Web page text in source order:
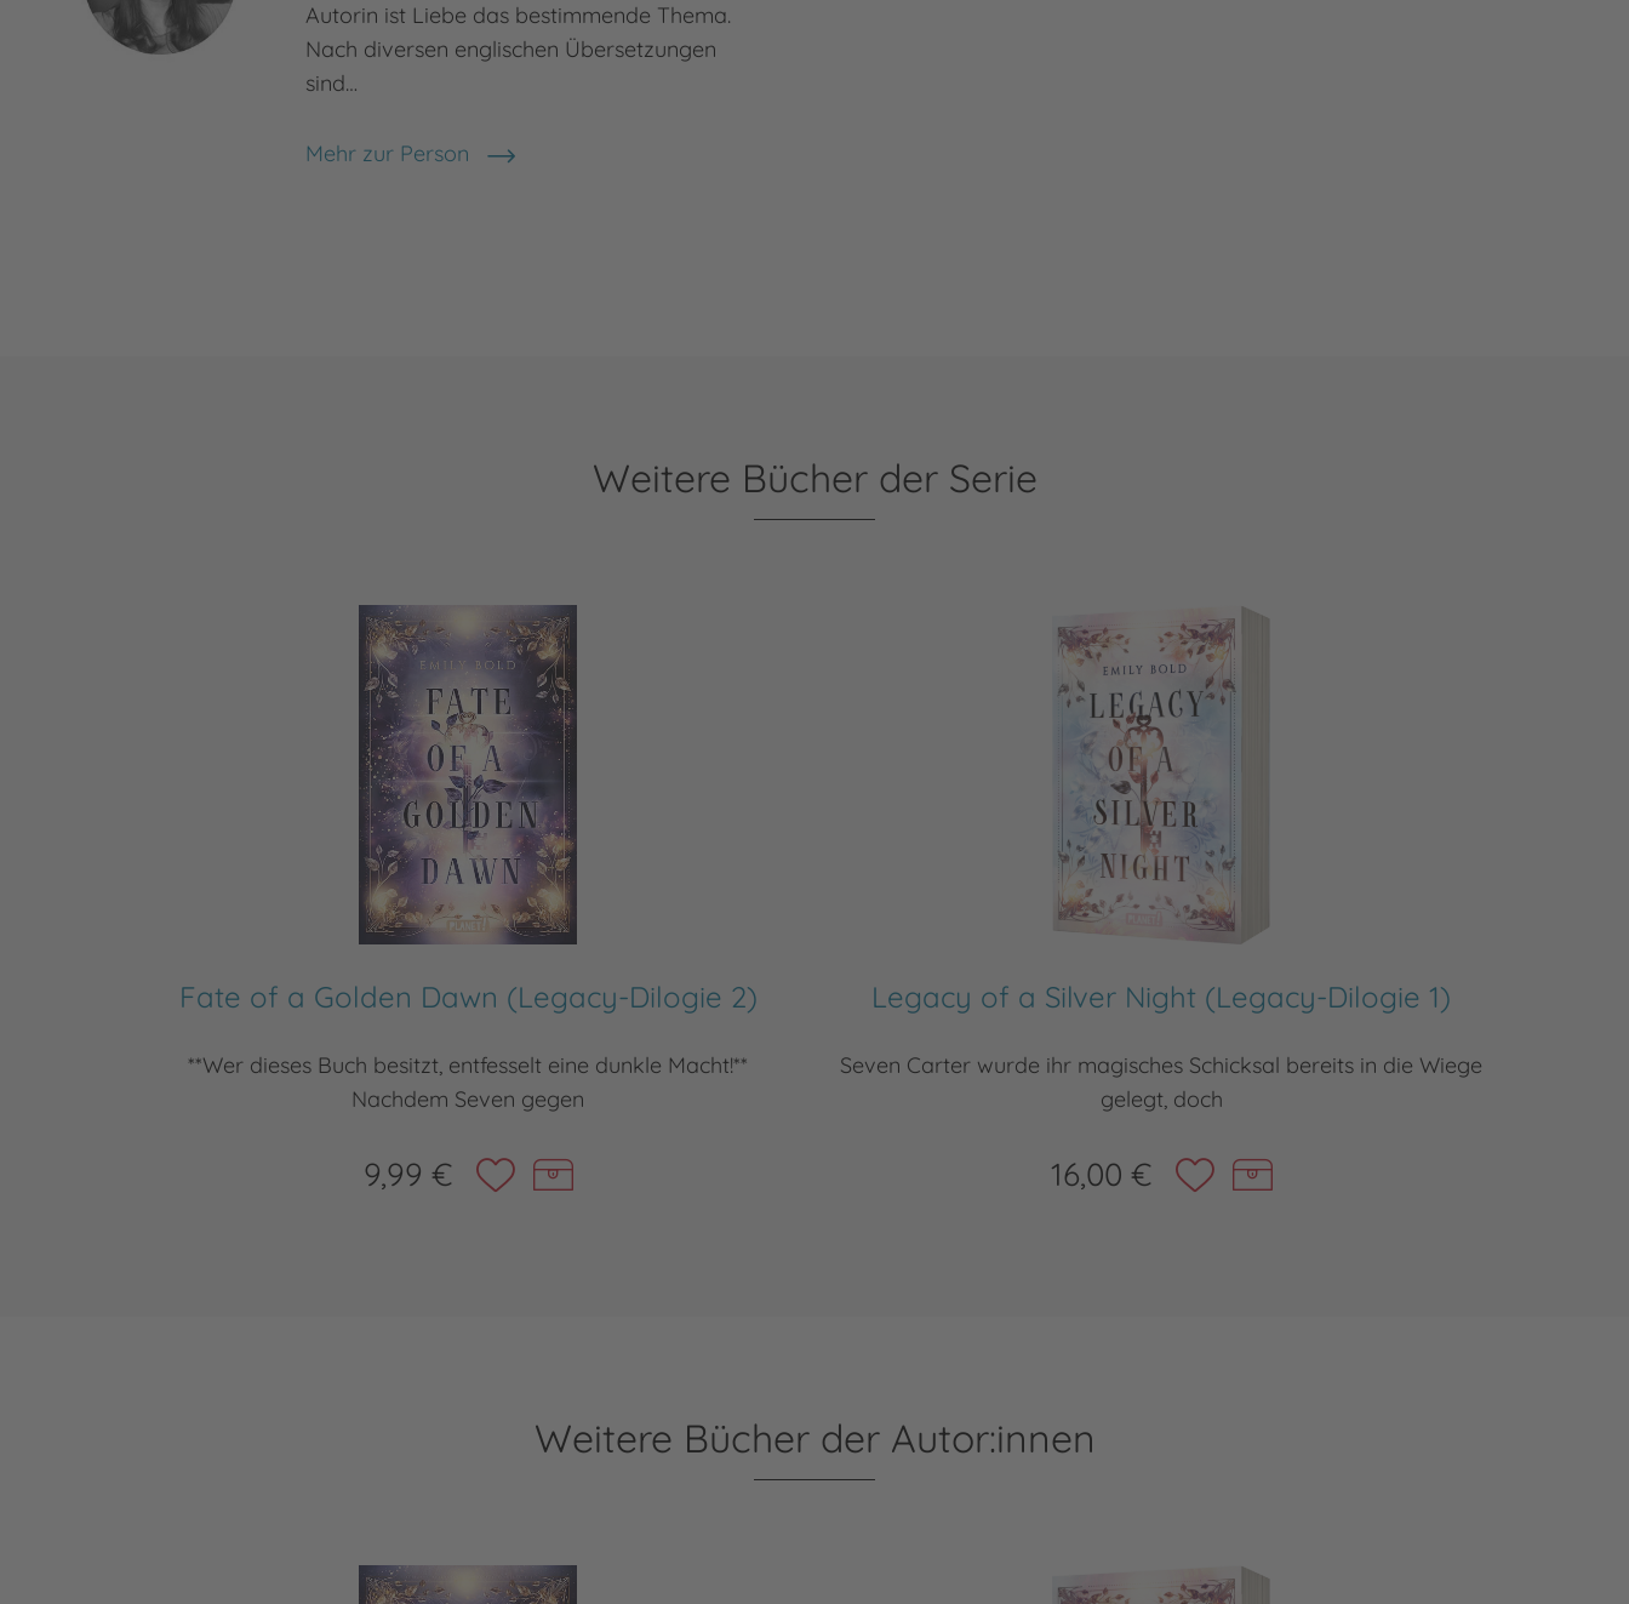
Autorin ist Liebe das bestimmende Thema.
Nach diversen englischen Übersetzungen
sind…
Mehr zur Person
Emily Bold
Weitere Bücher der Serie
Fate of a Golden Dawn (Legacy-Dilogie 2)
**Wer dieses Buch besitzt, entfesselt eine dunkle Macht!**
Nachdem Seven gegen
9,99 €
Legacy of a Silver Night (Legacy-Dilogie 1)
Seven Carter wurde ihr magisches Schicksal bereits in die Wiege
gelegt, doch
16,00 €
Weitere Bücher der Autor:innen